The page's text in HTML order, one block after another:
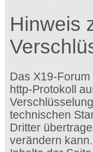
Hinweis
Das X19-
http-Protokoll
technischen
Dritter
verändern